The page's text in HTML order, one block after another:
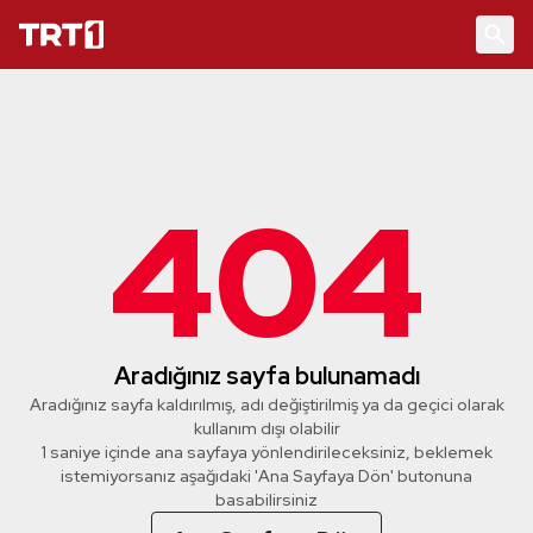
404
Aradığınız sayfa bulunamadı
Aradığınız sayfa kaldırılmış, adı değiştirilmiş ya da geçici olarak
kullanım dışı olabilir
1 saniye içinde ana sayfaya yönlendirileceksiniz, beklemek
istemiyorsanız aşağıdaki 'Ana Sayfaya Dön' butonuna
basabilirsiniz